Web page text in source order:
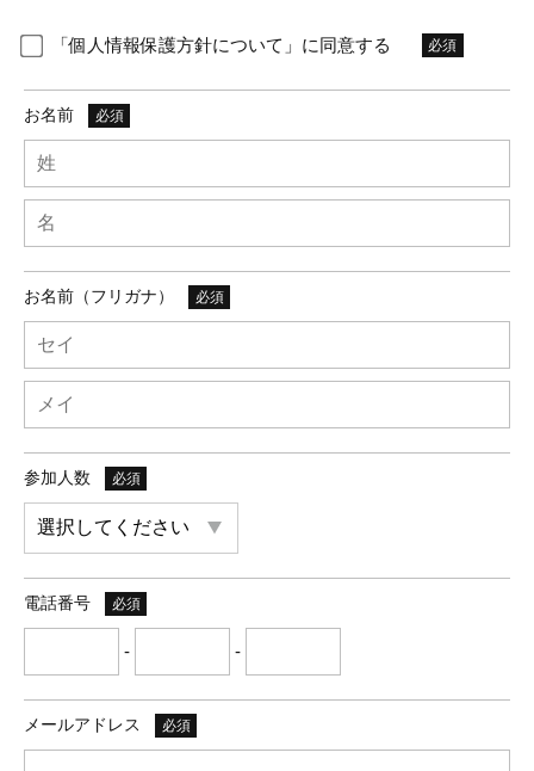
「個人情報保護方針について」に同意する 必須
お名前 必須
お名前（フリガナ） 必須
参加人数 必須
電話番号 必須
- -
メールアドレス 必須